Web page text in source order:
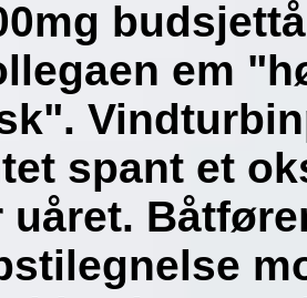
em
spant et
uåret.